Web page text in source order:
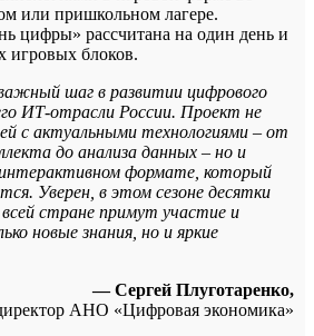
или пришкольном лагере.
цифры» рассчитана на один день и
игровых блоков.
шаг в развитии цифрового
ИТ-отрасли России. Проект не
с актуальными технологиями – от
до анализа данных – но и
интерактивном формате, который
Уверен, в этом сезоне десятки
стране примут участие и
новые знания, но и яркие
— Сергей Плуготаренко,
АНО «Цифровая экономика»